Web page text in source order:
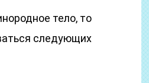
тело, то
следующих